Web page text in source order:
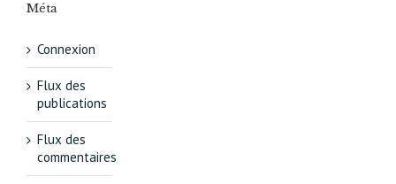
Méta
Connexion
Flux des
publications
Flux des
commentaires